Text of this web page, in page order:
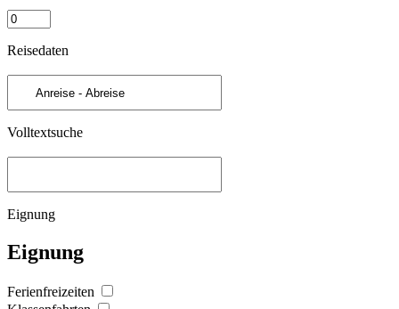
Reisedaten
Volltextsuche
Eignung
Eignung
Ferienfreizeiten